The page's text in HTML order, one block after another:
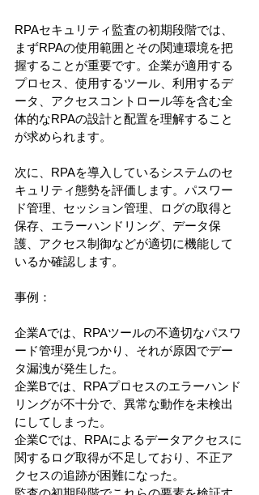
RPAセキュリティ監査の初期段階では、
まずRPAの使用範囲とその関連環境を把
握することが重要です。企業が適用する
プロセス、使用するツール、利用するデ
ータ、アクセスコントロール等を含む全
体的なRPAの設計と配置を理解すること
が求められます。
次に、RPAを導入しているシステムのセ
キュリティ態勢を評価します。パスワー
ド管理、セッション管理、ログの取得と
保存、エラーハンドリング、データ保
護、アクセス制御などが適切に機能して
いるか確認します。
事例：
企業Aでは、RPAツールの不適切なパスワ
ード管理が見つかり、それが原因でデー
タ漏洩が発生した。
企業Bでは、RPAプロセスのエラーハンド
リングが不十分で、異常な動作を未検出
にしてしまった。
企業Cでは、RPAによるデータアクセスに
関するログ取得が不足しており、不正ア
クセスの追跡が困難になった。